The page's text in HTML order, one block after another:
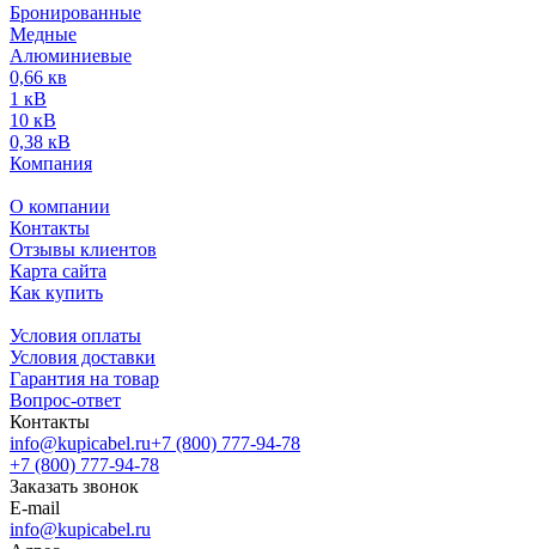
Бронированные
Медные
Алюминиевые
0,66 кв
1 кВ
10 кВ
0,38 кВ
Компания
О компании
Контакты
Отзывы клиентов
Карта сайта
Как купить
Условия оплаты
Условия доставки
Гарантия на товар
Вопрос-ответ
Контакты
info@kupicabel.ru+7 (800) 777-94-78
+7 (800) 777-94-78
Заказать звонок
E-mail
info@kupicabel.ru